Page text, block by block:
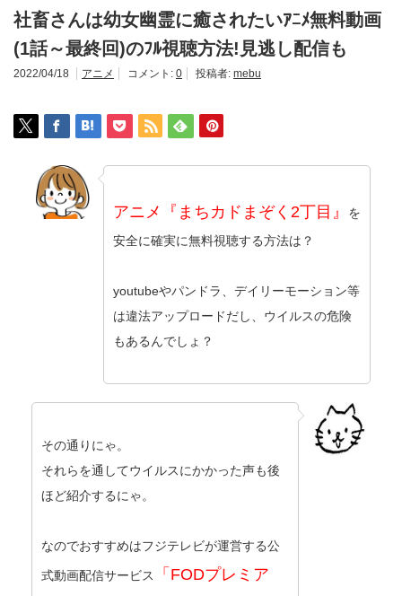
社畜さんは幼女幽霊に癒されたいｱﾆﾒ無料動画
(1話～最終回)のﾌﾙ視聴方法!見逃し配信も
2022/04/18 アニメ コメント: 0 投稿者: mebu
アニメ『まちカドまぞく2丁目』
を
安全に確実に無料視聴する方法は？
youtubeやパンドラ、デイリーモーション等
は違法アップロードだし、ウイルスの危険
もあるんでしょ？
その通りにゃ。
それらを通してウイルスにかかった声も後
ほど紹介するにゃ。
なのでおすすめはフジテレビが運営する公
式動画配信サービス
「FODプレミア